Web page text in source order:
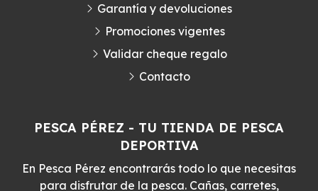
PESCA PÉREZ - TU TIENDA DE PESCA
DEPORTIVA
En Pesca Pérez encontrarás todo lo que necesitas
para disfrutar de la pesca. Cañas, carretes,
Garantía y devoluciones
Promociones vigentes
Validar cheque regalo
Contacto